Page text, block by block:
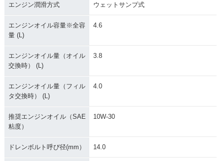
PER FOUR・カラー
チェンジ
ーチェンジ
ーチェンジ
エンジン潤滑方式 ウェットサンプ式
エンジンオイル容量※全容
量 (L)
4.6
エンジンオイル量（オイル
交換時） (L)
3.8
エンジンオイル量（フィル
タ交換時） (L)
4.0
推奨エンジンオイル（SAE
粘度）
10W-30
ドレンボルト呼び径(mm） 14.0